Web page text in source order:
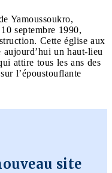
Yamoussoukro,
septembre 1990,
Cette église aux
aujourd’hui un haut-lieu
attire tous les ans des
l’époustouflante
site